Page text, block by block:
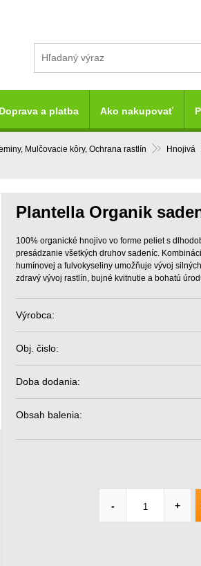
Mulčovacie kôry, Ochrana rastlín Hnojivá
Plantella Organik
100% organické hnojivo vo forme peliet s
presádzanie všetkých druhov sadeníc.
humínovej a fulvokyseliny umožňuje vývoj
zdravý vývoj rastlín, bujné kvitnutie a bohatú
Výrobca:
Obj. čislo:
Doba dodania:
Obsah balenia:
- +
Doprava a platba Ako nakupovať